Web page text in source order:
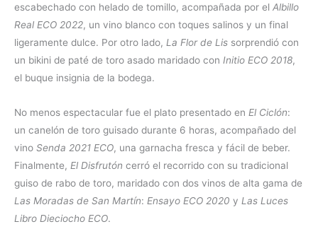
escabechado con helado de tomillo, acompañada por el Albillo
Real ECO 2022, un vino blanco con toques salinos y un final
ligeramente dulce. Por otro lado, La Flor de Lis sorprendió con
un bikini de paté de toro asado maridado con Initio ECO 2018,
el buque insignia de la bodega.
No menos espectacular fue el plato presentado en El Ciclón:
un canelón de toro guisado durante 6 horas, acompañado del
vino Senda 2021 ECO, una garnacha fresca y fácil de beber.
Finalmente, El Disfrutón cerró el recorrido con su tradicional
guiso de rabo de toro, maridado con dos vinos de alta gama de
Las Moradas de San Martín: Ensayo ECO 2020 y Las Luces
Libro Dieciocho ECO.